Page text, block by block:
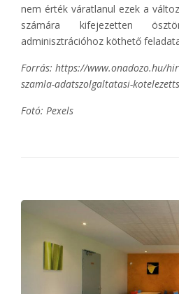
nem érték váratlanul ezek a
számára kifejezetten
adminisztrációhoz köthető
Forrás: https://www.onadozo.hu/
szamla-adatszolgaltatasi-
Fotó: Pexels